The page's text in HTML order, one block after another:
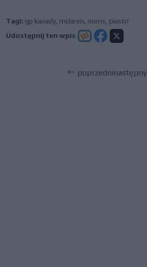
Tagi: gp kanady mclaren norris piastri
Udostępnij ten wpis
poprzedninastępny